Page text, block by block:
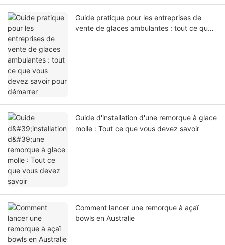
Guide pratique pour les entreprises de
vente de glaces ambulantes : tout ce que
Guide d'installation d'une remorque à glace
molle : Tout ce que vous devez savoir
Comment lancer une remorque à açaï
bowls en Australie